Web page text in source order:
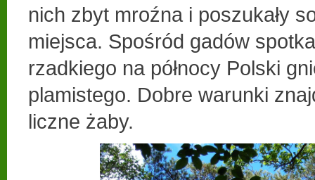
nich zbyt mroźna i poszukały
miejsca. Spośród gadów
rzadkiego na północy Polski
plamistego. Dobre warunki
liczne żaby.